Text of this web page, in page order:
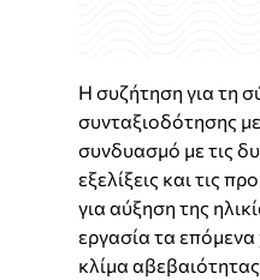
Η συζήτηση για τη
συνταξιοδότησης
συνδυασμό με τις
εξελίξεις και τις
για αύξηση της
εργασία τα επόμενα
κλίμα